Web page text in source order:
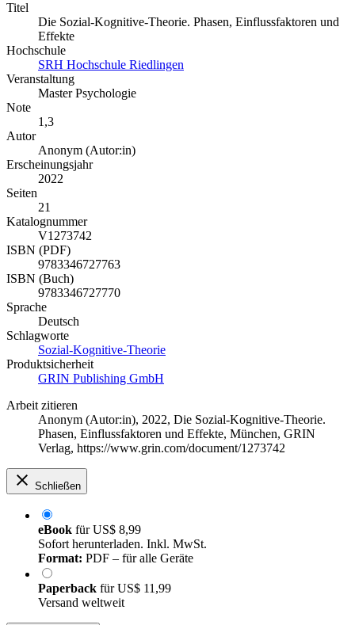
Titel
Die Sozial-Kognitive-Theorie. Phasen, Einflussfaktoren und
Effekte
Hochschule
SRH Hochschule Riedlingen
Veranstaltung
Master Psychologie
Note
1,3
Autor
Anonym (Autor:in)
Erscheinungsjahr
2022
Seiten
21
Katalognummer
V1273742
ISBN (PDF)
9783346727763
ISBN (Buch)
9783346727770
Sprache
Deutsch
Schlagworte
Sozial-Kognitive-Theorie
Produktsicherheit
GRIN Publishing GmbH
Arbeit zitieren
Anonym (Autor:in), 2022, Die Sozial-Kognitive-Theorie.
Phasen, Einflussfaktoren und Effekte, München, GRIN
Verlag, https://www.grin.com/document/1273742
Schließen
eBook fürUS$ 8,99
Sofort herunterladen. Inkl. MwSt.
Format: PDF – für alle Geräte
Paperback fürUS$ 11,99
Versand weltweit